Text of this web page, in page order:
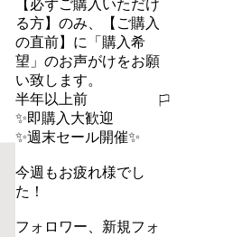
【必ずご購入いただけ
る方】のみ、【ご購入
の直前】に「購入希
望」のお声がけをお願
い致します。
半年以上前
報告する
✨即購入大歓迎
✨週末セール開催✨
今週もお疲れ様でし
た！
フォロワー、新規フォ